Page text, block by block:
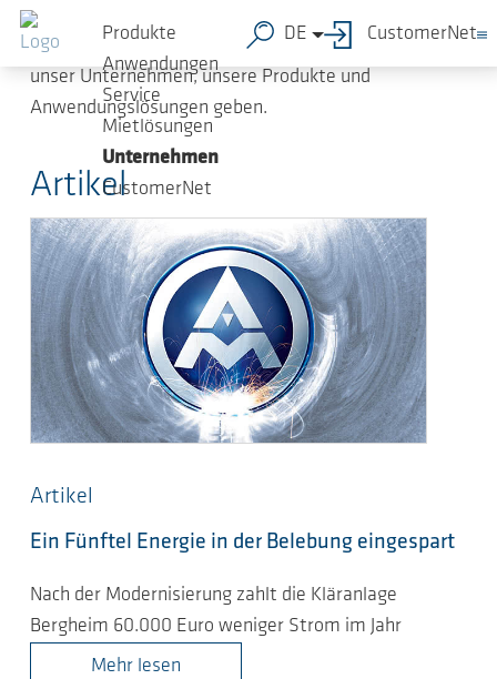
Zum Hauptinhalt springen
Produkte
Anwendungen
Service
Mietlösungen
Unternehmen
CustomerNet
DE CustomerNet
Mit der Kundenzeitung „AERZEN com.press“
möchten wir Ihnen umfassende Informationen über
unser Unternehmen, unsere Produkte und
Anwendungslösungen geben.
Artikel
Artikel
Ein Fünftel Energie in der Belebung eingespart
Nach der Modernisierung zahlt die Kläranlage
Bergheim 60.000 Euro weniger Strom im Jahr
Mehr lesen